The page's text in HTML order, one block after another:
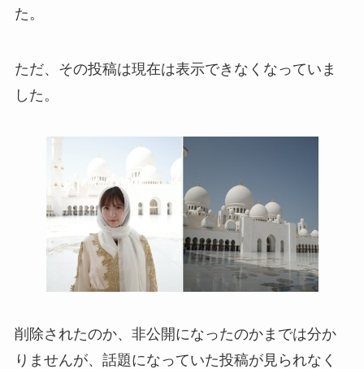
た。
ただ、その投稿は現在は表示できなくなっていま
した。
削除されたのか、非公開になったのかまでは分か
りませんが、話題になっていた投稿が見られなく